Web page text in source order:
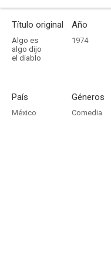
Título original
Algo es
algo dijo
el diablo
Año
1974
País
México
Géneros
Comedia